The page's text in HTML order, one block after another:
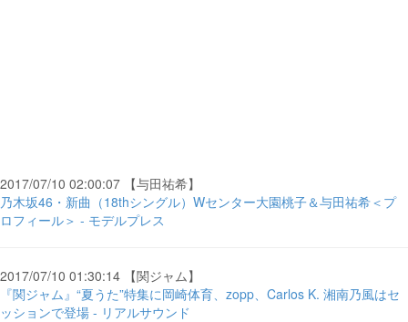
2017/07/10 02:00:07 【与田祐希】
乃木坂46・新曲（18thシングル）Wセンター大園桃子＆与田祐希＜プ
ロフィール＞ - モデルプレス
2017/07/10 01:30:14 【関ジャム】
『関ジャム』“夏うた”特集に岡崎体育、zopp、Carlos K. 湘南乃風はセ
ッションで登場 - リアルサウンド